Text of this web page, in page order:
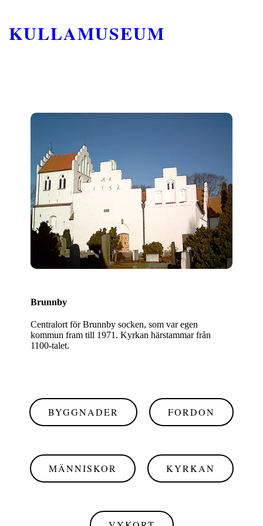
KULLAMUSEUM
Brunnby
Centralort för Brunnby socken, som var egen
kommun fram till 1971. Kyrkan härstammar från
1100-talet.
BYGGNADER FORDON
MÄNNISKOR KYRKAN